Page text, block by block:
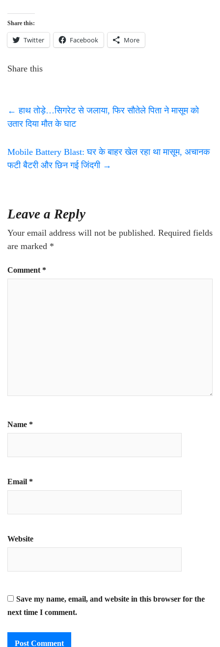
Share this:
Twitter Facebook More
Share this
← हाथ तोड़े…सिगरेट से जलाया, फिर सौतेले पिता ने मासूम को
उतार दिया मौत के घाट
Mobile Battery Blast: घर के बाहर खेल रहा था मासूम, अचानक
फटी बैटरी और छिन गई जिंदगी →
Leave a Reply
Your email address will not be published. Required fields
are marked *
Comment *
Name *
Email *
Website
Save my name, email, and website in this browser for the
next time I comment.